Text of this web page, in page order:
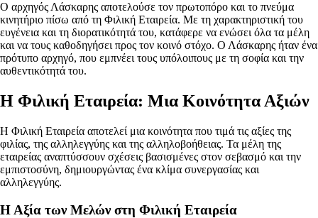
Ο αρχηγός Λάσκαρης αποτελούσε τον πρωτοπόρο και το πνεύμα
κινητήριο πίσω από τη Φιλική Εταιρεία. Με τη χαρακτηριστική του
ευγένεια και τη διορατικότητά του, κατάφερε να ενώσει όλα τα μέλη
και να τους καθοδηγήσει προς τον κοινό στόχο. Ο Λάσκαρης ήταν ένα
πρότυπο αρχηγό, που εμπνέει τους υπόλοιπους με τη σοφία και την
αυθεντικότητά του.
Η Φιλική Εταιρεία: Μια Κοινότητα Αξιών
Η Φιλική Εταιρεία αποτελεί μια κοινότητα που τιμά τις αξίες της
φιλίας, της αλληλεγγύης και της αλληλοβοήθειας. Τα μέλη της
εταιρείας αναπτύσσουν σχέσεις βασισμένες στον σεβασμό και την
εμπιστοσύνη, δημιουργώντας ένα κλίμα συνεργασίας και
αλληλεγγύης.
Η Αξία των Μελών στη Φιλική Εταιρεία